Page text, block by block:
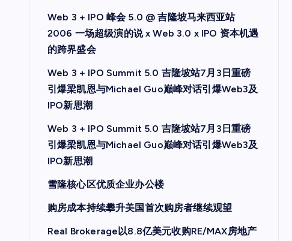
Web 3 + IPO 峰会 5.0 @ 吉隆坡马来西亚站
2006 一场超级演的说 x Web 3.0 x IPO 资本机遇
的跨界盛会
Web 3 + IPO Summit 5.0 吉隆坡站7月3日重磅
引爆梁凯恩与Michael Guo巅峰对话引爆Web3及
IPO新思潮
Web 3 + IPO Summit 5.0 吉隆坡站7月3日重磅
引爆梁凯恩与Michael Guo巅峰对话引爆Web3及
IPO新思潮
雪隆核心区优质企业办公楼
购房成本持续攀升美国首次购房者继续观望
Real Brokerage以8.8亿美元收购RE/MAX房地产